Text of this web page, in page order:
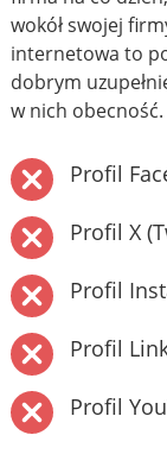
wokół swojej
internetowa to
dobrym
w nich obecność.
Profil
Profil X
Profil
Profil
Profil